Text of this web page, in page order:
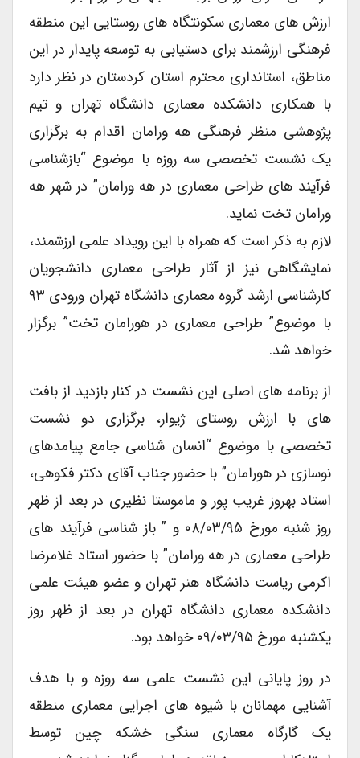
ارزش های معماری سکونتگاه های روستایی این منطقه
فرهنگی ارزشمند برای دستیابی به توسعه پایدار در این
مناطق، استانداری محترم استان کردستان در نظر دارد
با همکاری دانشکده معماری دانشگاه تهران و تیم
پژوهشی منظر فرهنگی هه ورامان اقدام به برگزاری
یک نشست تخصصی سه روزه با موضوع “بازشناسی
فرآیند های طراحی معماری در هه ورامان” در شهر هه
ورامان تخت نماید.
لازم به ذکر است که همراه با این رویداد علمی ارزشمند،
نمایشگاهی نیز از آثار طراحی معماری دانشجویان
کارشناسی ارشد گروه معماری دانشگاه تهران ورودی ۹۳
با موضوع” طراحی معماری در هورامان تخت” برگزار
خواهد شد.
از برنامه های اصلی این نشست در کنار بازدید از بافت
های با ارزش روستای ژیوار، برگزاری دو نشست
تخصصی با موضوع “انسان شناسی جامع پیامدهای
نوسازی در هورامان” با حضور جناب آقای دکتر فکوهی،
استاد بهروز غریب پور و ماموستا نظیری در بعد از ظهر
روز شنبه مورخ ۰۸/۰۳/۹۵ و ” باز شناسی فرآیند های
طراحی معماری در هه ورامان” با حضور استاد غلامرضا
اکرمی ریاست دانشگاه هنر تهران و عضو هیئت علمی
دانشکده معماری دانشگاه تهران در بعد از ظهر روز
یکشنبه مورخ ۰۹/۰۳/۹۵ خواهد بود.
در روز پایانی این نشست علمی سه روزه و با هدف
آشنایی مهمانان با شیوه های اجرایی معماری منطقه
یک گارگاه معماری سنگی خشکه چین توسط